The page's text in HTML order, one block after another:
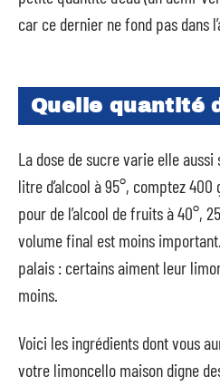
car ce dernier ne fond pas dans
Quelle quantité
La dose de sucre varie elle aussi
litre d’alcool à 95°, comptez
pour de l’alcool de fruits à 40°,
volume final est moins
palais : certains aiment leur
moins.
Voici les ingrédients dont vous
votre limoncello maison digne